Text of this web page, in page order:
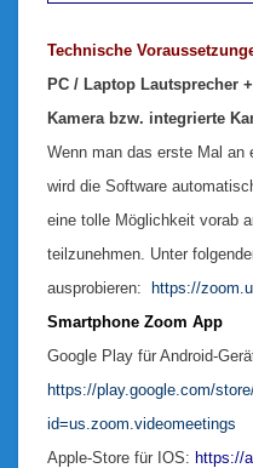
Technische
PC / Laptop Lautsprecher
Kamera bzw. integrierte
Wenn man das erste Mal
wird die Software
eine tolle Möglichkeit vorab
teilzunehmen. Unter
ausprobieren:
https://
Smartphone Zoom App
Google Play für Android-
https://play.google.com/
id=us.zoom.videomeetings
Apple-Store für IOS: https://